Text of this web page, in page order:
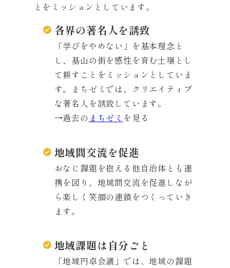
とをミッションとしています。
各界の著名人を誘致
「学びをやめない」を基本理念と
し、基山の街を感性を育む土壌とし
て耕すことをミッションとしていま
す。まちゼミでは、クリエイティブ
な著名人を誘致しています。
→過去の まちゼミ を見る
地域間交流を促進
おなじ課題を抱える他自治体とも連
携を図り、地域間交流を促進しなが
ら楽しく笑顔の連鎖をつくっていき
ます。
地域課題は自分ごと
「地域円卓会議」では、地域の課題